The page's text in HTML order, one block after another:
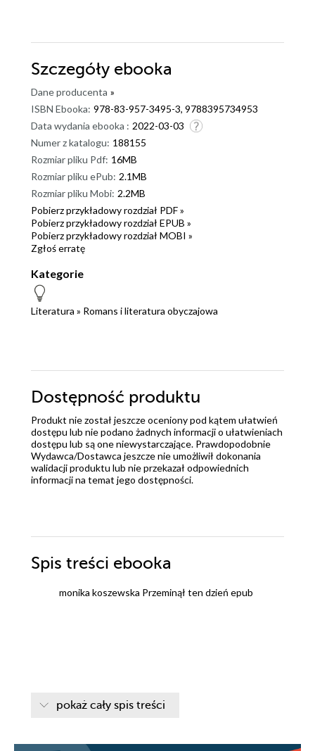
Szczegóły ebooka
Dane producenta »
ISBN Ebooka: 978-83-957-3495-3, 9788395734953
Data wydania ebooka : 2022-03-03
Numer z katalogu: 188155
Rozmiar pliku Pdf: 16MB
Rozmiar pliku ePub: 2.1MB
Rozmiar pliku Mobi: 2.2MB
Pobierz przykładowy rozdział PDF »
Pobierz przykładowy rozdział EPUB »
Pobierz przykładowy rozdział MOBI »
Zgłoś erratę
Kategorie
Literatura » Romans i literatura obyczajowa
Dostępność produktu
Produkt nie został jeszcze oceniony pod kątem ułatwień
dostępu lub nie podano żadnych informacji o ułatwieniach
dostępu lub są one niewystarczające. Prawdopodobnie
Wydawca/Dostawca jeszcze nie umożliwił dokonania
walidacji produktu lub nie przekazał odpowiednich
informacji na temat jego dostępności.
Spis treści ebooka
monika koszewska Przeminął ten dzień epub
pokaż cały spis treści